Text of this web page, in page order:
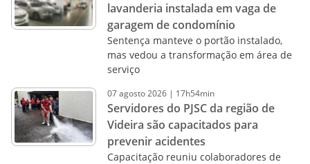
lavanderia instalada em vaga de
garagem de condomínio
Sentença manteve o portão instalado,
mas vedou a transformação em área de
serviço
07agosto2026 | 17h54min
Servidores do PJSC da região de
Videira são capacitados para
prevenir acidentes
Capacitação reuniu colaboradores de